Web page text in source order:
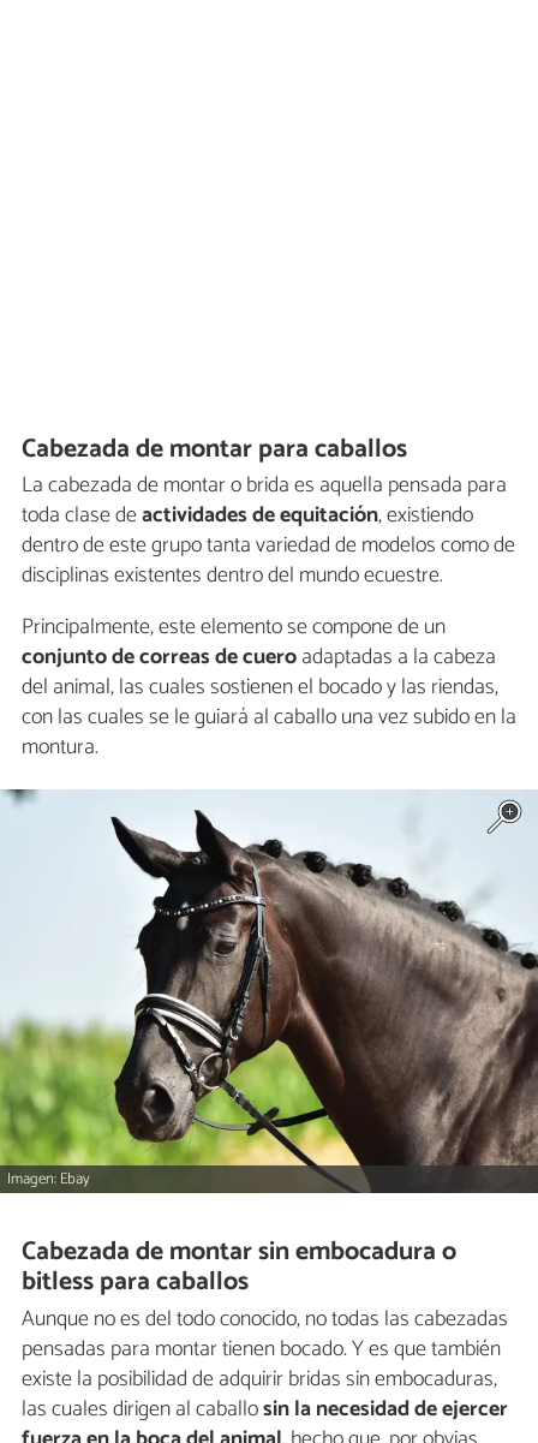
Cabezada de montar para caballos
La cabezada de montar o brida es aquella pensada para
toda clase deactividades de equitación, existiendo
dentro de este grupo tanta variedad de modelos como de
disciplinas existentes dentro del mundo ecuestre.
Principalmente, este elemento se compone de un
conjunto de correas de cueroadaptadas a la cabeza
del animal, las cuales sostienen el bocado y las riendas,
con las cuales se le guiará al caballo una vez subido en la
montura.
Imagen: Ebay
Cabezada de montar sin embocadura o
bitless para caballos
Aunque no es del todo conocido, no todas las cabezadas
pensadas para montar tienen bocado. Y es que también
existe la posibilidad de adquirir bridas sin embocaduras,
las cuales dirigen al caballosin la necesidad de ejercer